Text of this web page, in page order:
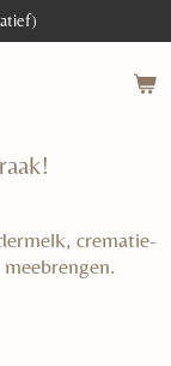
crematie-